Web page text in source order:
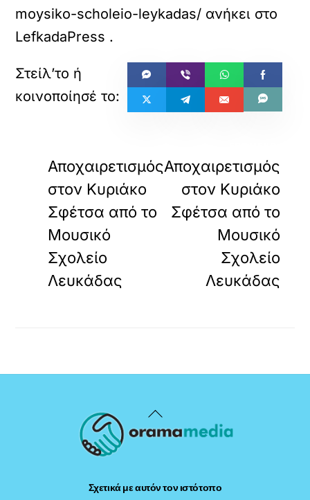
moysiko-scholeio-leykadas/ ανήκει στο
LefkadaPress .
Αποχαιρετισμός
στον Κυριάκο
Σφέτσα από το
Μουσικό
Σχολείο
Λευκάδας
Αποχαιρετισμός
στον Κυριάκο
Σφέτσα από το
Μουσικό
Σχολείο
Λευκάδας
Back
To
Σχετικά με αυτόν τον ιστότοπο